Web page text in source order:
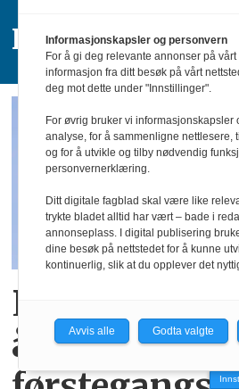
Fakta om KI-
Luftforsvaret
å forlenge
Informasjonskapsler og personvern
For å gi deg relevante annonser på
informasjon fra ditt besøk på vårt
deg mot dette under "Innstillinger".
For øvrig bruker vi informasjonskapsler
analyse, for å sammenligne nettlesere,
og for å utvikle og tilby nødvendig
personvernerklæring.
Ditt digitale fagblad skal være like
trykte bladet alltid har vært – bade i
annonseplass. I digital publisering
dine besøk på nettstedet for å kunne
kontinuerlig, slik at du opplever det
Avvis alle Godta valgte